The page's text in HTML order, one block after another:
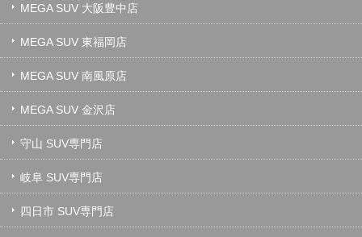
MEGA SUV 大阪豊中店
MEGA SUV 東福岡店
MEGA SUV 南風原店
MEGA SUV 金沢店
守山 SUV専門店
岐阜 SUV専門店
四日市 SUV専門店